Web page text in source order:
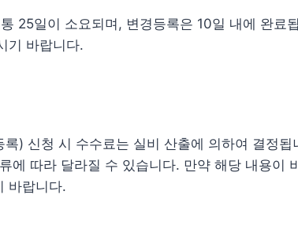
25일이 소요되며, 변경등록은 10일 내에 완료
기 바랍니다.
) 신청 시 수수료는 실비 산출에 의하여 결정됩
에 따라 달라질 수 있습니다. 만약 해당 내용이
바랍니다.